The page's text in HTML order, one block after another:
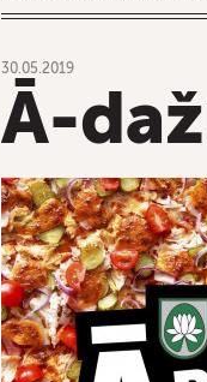
30.05.2019
Ā-